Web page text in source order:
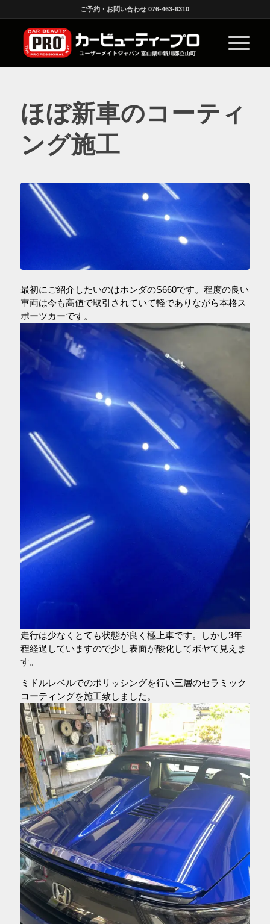
ご予約・お問い合わせ 076-463-6310
ほぼ新車のコーティ
ング施工
最初にご紹介したいのはホンダのS660です。程度の良い
車両は今も高値で取引されていて軽でありながら本格ス
ポーツカーです。
走行は少なくとても状態が良く極上車です。しかし3年
程経過していますので少し表面が酸化してボヤて見えま
す。
ミドルレベルでのポリッシングを行い三層のセラミック
コーティングを施工致しました。